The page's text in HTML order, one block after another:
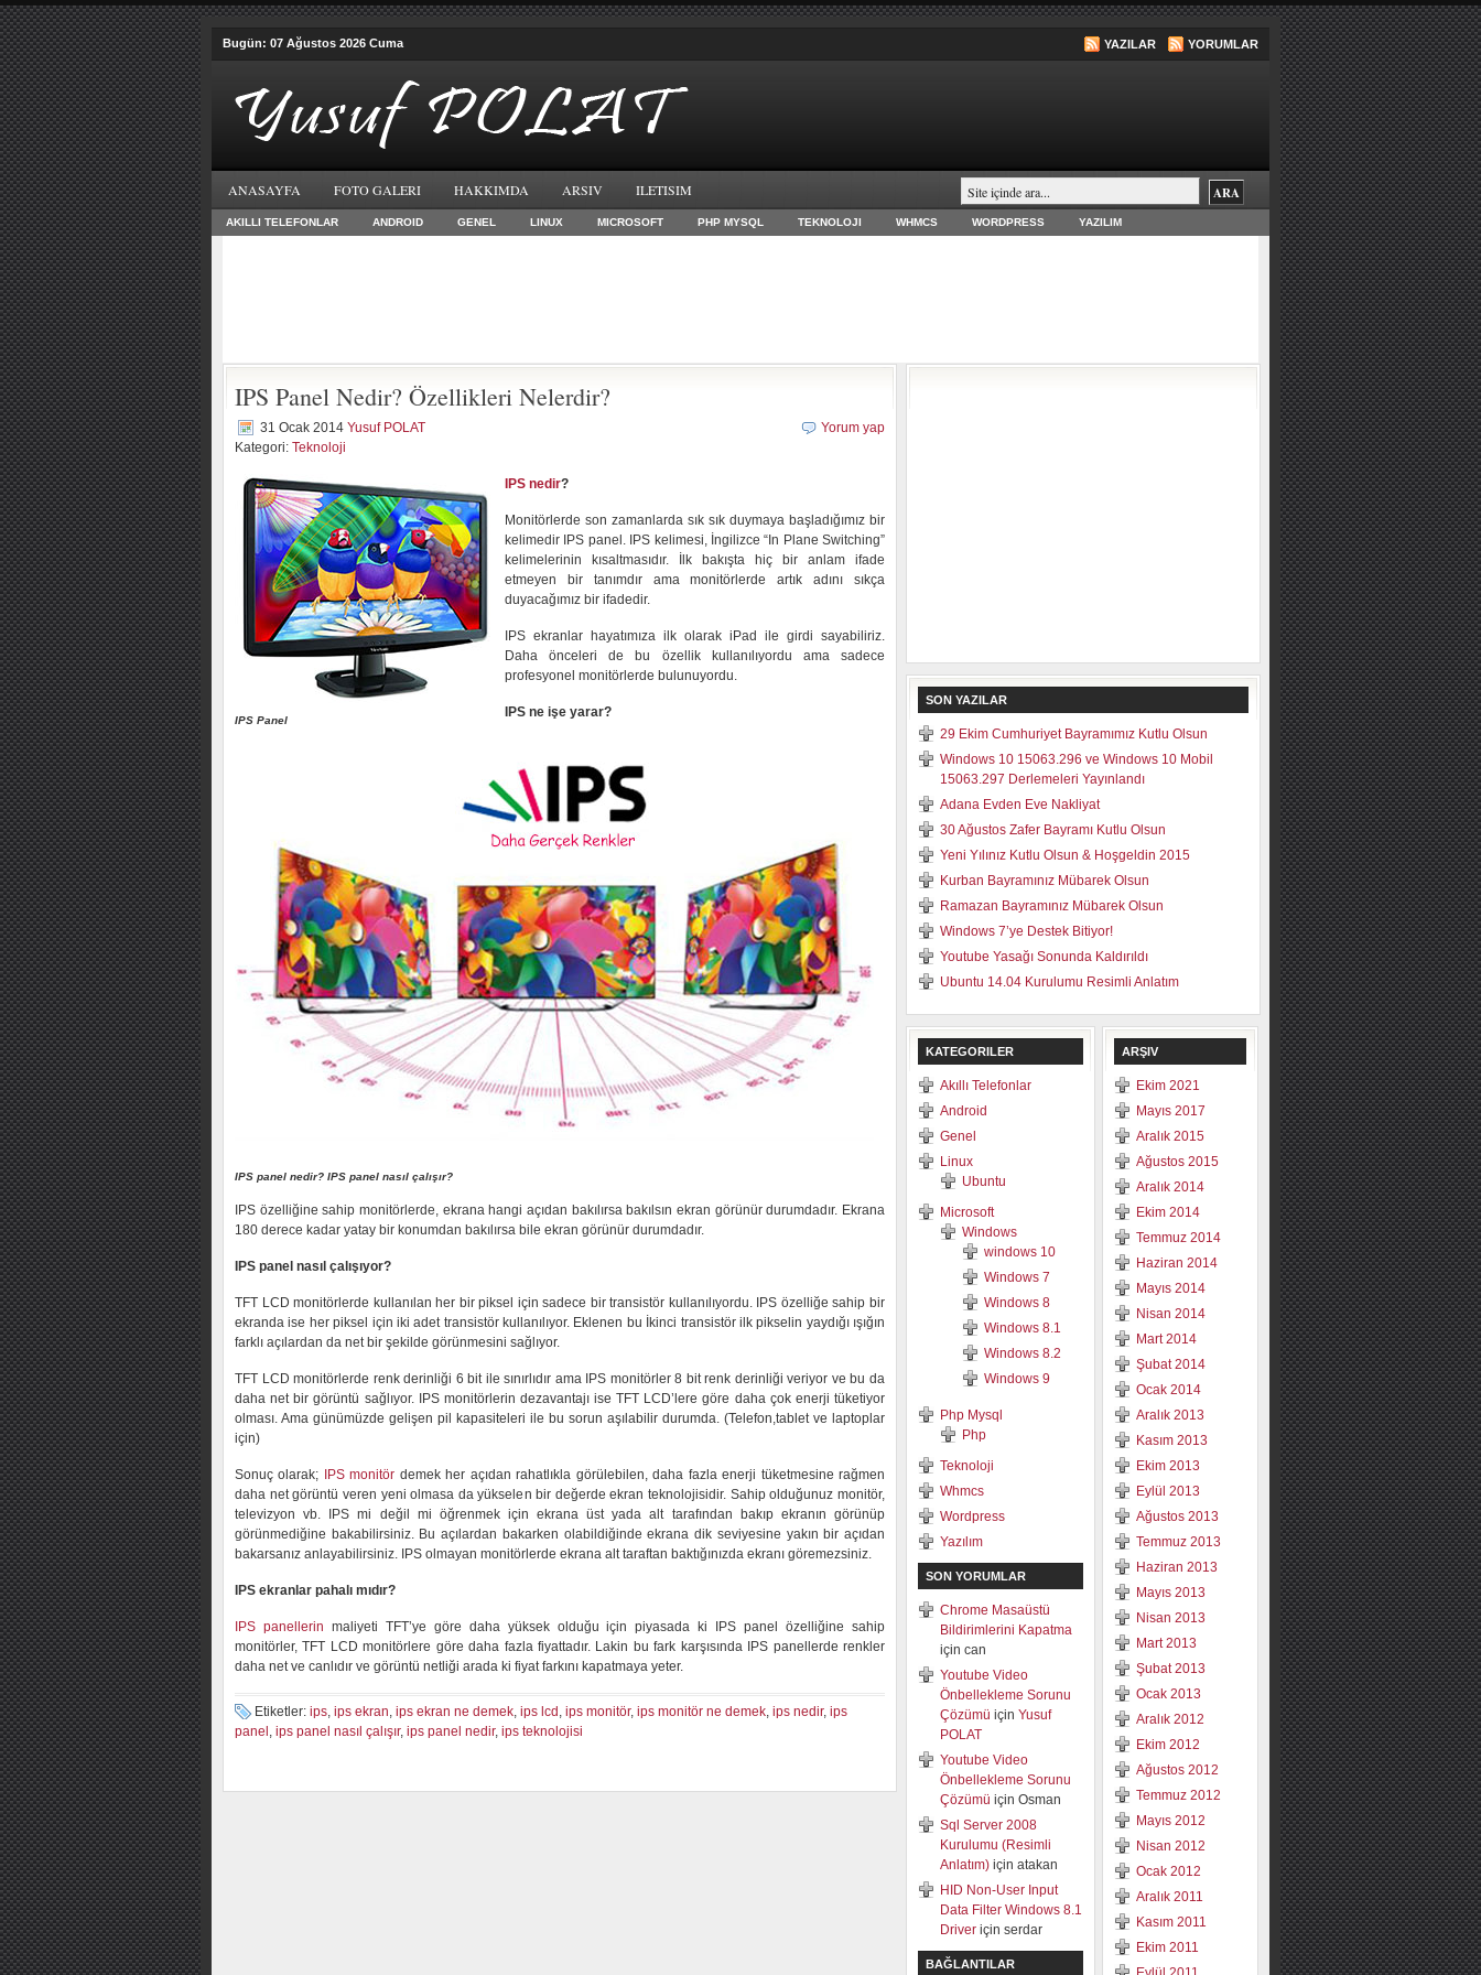
Bugün: 07 Ağustos 2026 Cuma YAZILAR YORUMLAR
ANASAYFA FOTO GALERI HAKKIMDA ARSIV ILETISIM
AKILLI TELEFONLAR ANDROID GENEL LINUX MICROSOFT PHP MYSQL TEKNOLOJI WHMCS WORDPRESS YAZILIM
IPS Panel Nedir? Özellikleri Nelerdir?
31 Ocak 2014 Yusuf POLAT
Kategori: Teknoloji
Yorum yap
IPS Panel
IPS nedir?
Monitörlerde son zamanlarda sık sık duymaya başladığımız bir
kelimedir IPS panel. IPS kelimesi, İngilizce “In Plane Switching”
kelimelerinin kısaltmasıdır. İlk bakışta hiç bir anlam ifade
etmeyen bir tanımdır ama monitörlerde artık adını sıkça
duyacağımız bir ifadedir.
IPS ekranlar hayatımıza ilk olarak iPad ile girdi sayabiliriz.
Daha önceleri de bu özellik kullanılıyordu ama sadece
profesyonel monitörlerde bulunuyordu.
IPS panel nedir? IPS panel nasıl çalışır?
IPS ne işe yarar?
IPS özelliğine sahip monitörlerde, ekrana hangi açıdan bakılırsa bakılsın ekran görünür durumdadır. Ekrana
180 derece kadar yatay bir konumdan bakılırsa bile ekran görünür durumdadır.
IPS panel nasıl çalışıyor?
TFT LCD monitörlerde kullanılan her bir piksel için sadece bir transistör kullanılıyordu. IPS özelliğe sahip bir
ekranda ise her piksel için iki adet transistör kullanılıyor. Eklenen bu İkinci transistör ilk pikselin yaydığı ışığın
farklı açılardan da net bir şekilde görünmesini sağlıyor.
TFT LCD monitörlerde renk derinliği 6 bit ile sınırlıdır ama IPS monitörler 8 bit renk derinliği veriyor ve bu da
daha net bir görüntü sağlıyor. IPS monitörlerin dezavantajı ise TFT LCD’lere göre daha çok enerji tüketiyor
olması. Ama günümüzde gelişen pil kapasiteleri ile bu sorun aşılabilir durumda. (Telefon,tablet ve laptoplar
için)
Sonuç olarak; IPS monitör demek her açıdan rahatlıkla görülebilen, daha fazla enerji tüketmesine rağmen
daha net görüntü veren yeni olmasa da yükselen bir değerde ekran teknolojisidir. Sahip olduğunuz monitör,
televizyon vb. IPS mi değil mi öğrenmek için ekrana üst yada alt tarafından bakıp ekranın görünüp
görünmediğine bakabilirsiniz. Bu açılardan bakarken olabildiğinde ekrana dik seviyesine yakın bir açıdan
bakarsanız anlayabilirsiniz. IPS olmayan monitörlerde ekrana alt taraftan baktığınızda ekranı göremezsiniz.
IPS ekranlar pahalı mıdır?
IPS panellerin maliyeti TFT’ye göre daha yüksek olduğu için piyasada ki IPS panel özelliğine sahip
monitörler, TFT LCD monitörlere göre daha fazla fiyattadır. Lakin bu fark karşısında IPS panellerde renkler
daha net ve canlıdır ve görüntü netliği arada ki fiyat farkını kapatmaya yeter.
Etiketler: ips, ips ekran, ips ekran ne demek, ips lcd , ips monitör, ips monitör ne demek, ips nedir, ips
panel , ips panel nasıl çalışır, ips panel nedir, ips teknolojisi
SON YAZILAR
29 Ekim Cumhuriyet Bayramımız Kutlu Olsun
Windows 10 15063.296 ve Windows 10 Mobil
15063.297 Derlemeleri Yayınlandı
Adana Evden Eve Nakliyat
30 Ağustos Zafer Bayramı Kutlu Olsun
Yeni Yılınız Kutlu Olsun & Hoşgeldin 2015
Kurban Bayramınız Mübarek Olsun
Ramazan Bayramınız Mübarek Olsun
Windows 7’ye Destek Bitiyor!
Youtube Yasağı Sonunda Kaldırıldı
Ubuntu 14.04 Kurulumu Resimli Anlatım
KATEGORILER
Akıllı Telefonlar
Android
Genel
Linux
Ubuntu
Microsoft
Windows
windows 10
Windows 7
Windows 8
Windows 8.1
Windows 8.2
Windows 9
Php Mysql
Php
Teknoloji
Whmcs
Wordpress
Yazılım
SON YORUMLAR
Chrome Masaüstü
Bildirimlerini Kapatma
için can
Youtube Video
Önbellekleme Sorunu
Çözümü için Yusuf
POLAT
Youtube Video
Önbellekleme Sorunu
Çözümü için Osman
Sql Server 2008
Kurulumu (Resimli
Anlatım) için atakan
HID Non-User Input
Data Filter Windows 8.1
Driver için serdar
BAĞLANTILAR
ARŞIV
Ekim 2021
Mayıs 2017
Aralık 2015
Ağustos 2015
Aralık 2014
Ekim 2014
Temmuz 2014
Haziran 2014
Mayıs 2014
Nisan 2014
Mart 2014
Şubat 2014
Ocak 2014
Aralık 2013
Kasım 2013
Ekim 2013
Eylül 2013
Ağustos 2013
Temmuz 2013
Haziran 2013
Mayıs 2013
Nisan 2013
Mart 2013
Şubat 2013
Ocak 2013
Aralık 2012
Ekim 2012
Ağustos 2012
Temmuz 2012
Mayıs 2012
Nisan 2012
Ocak 2012
Aralık 2011
Kasım 2011
Ekim 2011